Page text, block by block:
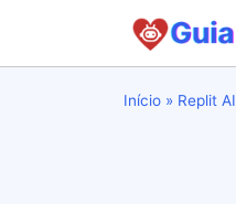
Início » Replit AI